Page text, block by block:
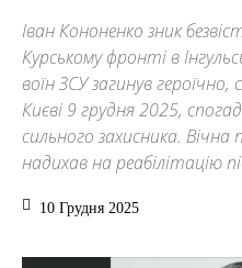
Іван Кононенко зник
Курському фронті в
воїн ЗСУ загинув
Києві 9 грудня 2025,
сильного захисника.
надихав на реабілітацію
10 Грудня 2025